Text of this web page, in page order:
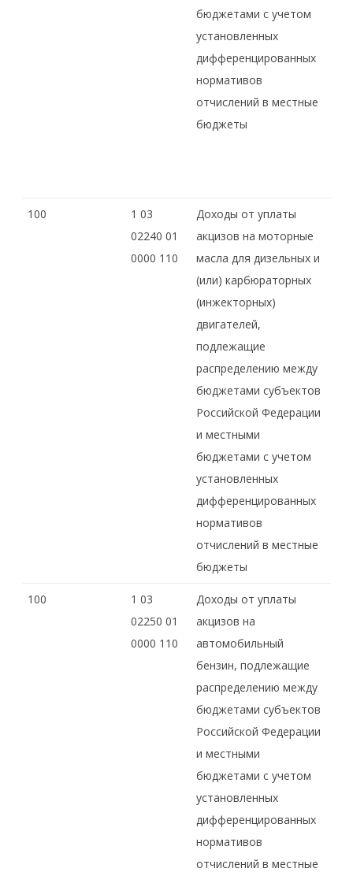
бюджетами с учетом
установленных
дифференцированных
нормативов
отчислений в местные
бюджеты
100
1 03
02240 01
0000 110
Доходы от уплаты
акцизов на моторные
масла для дизельных и
(или) карбюраторных
(инжекторных)
двигателей,
подлежащие
распределению между
бюджетами субъектов
Российской Федерации
и местными
бюджетами с учетом
установленных
дифференцированных
нормативов
отчислений в местные
бюджеты
100
1 03
02250 01
0000 110
Доходы от уплаты
акцизов на
автомобильный
бензин, подлежащие
распределению между
бюджетами субъектов
Российской Федерации
и местными
бюджетами с учетом
установленных
дифференцированных
нормативов
отчислений в местные